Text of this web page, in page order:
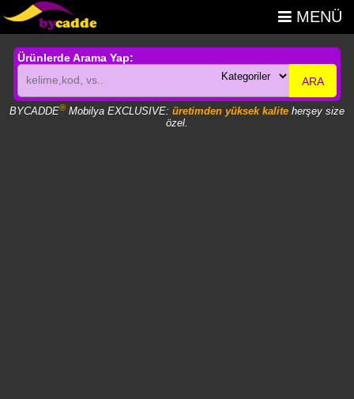
MENÜ
Ürünlerde Arama Yap:
ARA
BYCADDE® Mobilya EXCLUSIVE: üretimden yüksek kalite herşey size
özel.